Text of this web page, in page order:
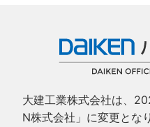
大建工業株式会社は、
N株式会社」に変更とな